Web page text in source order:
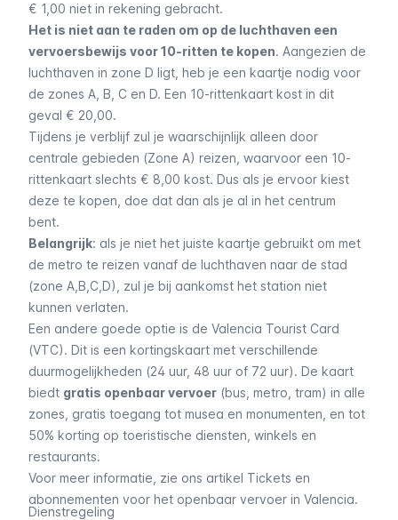
€ 1,00 niet in rekening gebracht.
Het is niet aan te raden om op de luchthaven een
vervoersbewijs voor 10-ritten te kopen. Aangezien de
luchthaven in zone D ligt, heb je een kaartje nodig voor
de zones A, B, C en D. Een 10-rittenkaart kost in dit
geval € 20,00.
Tijdens je verblijf zul je waarschijnlijk alleen door
centrale gebieden (Zone A) reizen, waarvoor een 10-
rittenkaart slechts € 8,00 kost. Dus als je ervoor kiest
deze te kopen, doe dat dan als je al in het centrum
bent.
Belangrijk: als je niet het juiste kaartje gebruikt om met
de metro te reizen vanaf de luchthaven naar de stad
(zone A,B,C,D), zul je bij aankomst het station niet
kunnen verlaten.
Een andere goede optie is de Valencia Tourist Card
(VTC). Dit is een kortingskaart met verschillende
duurmogelijkheden (24 uur, 48 uur of 72 uur). De kaart
biedt gratis openbaar vervoer (bus, metro, tram) in alle
zones, gratis toegang tot musea en monumenten, en tot
50% korting op toeristische diensten, winkels en
restaurants.
Voor meer informatie, zie ons artikel Tickets en
abonnementen voor het openbaar vervoer in Valencia.
Dienstregeling